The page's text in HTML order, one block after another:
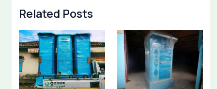
Related Posts